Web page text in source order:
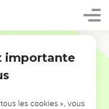
importante
les cookies », vous